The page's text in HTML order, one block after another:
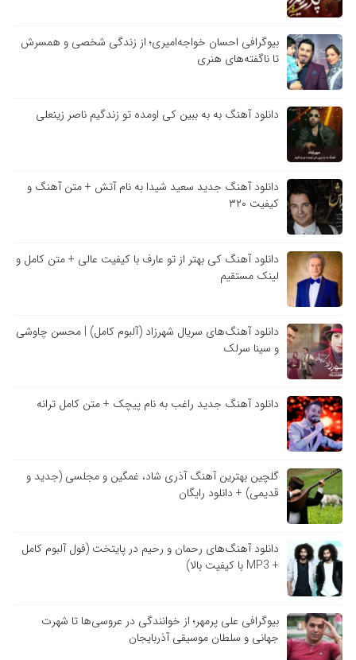
بیوگرافی احسان خواجه‌امیری؛ از زندگی شخصی و همسرش
تا ناگفته‌های هنری
دانلود آهنگ به به ببین کی اومده تو زندگیم ناصر زینعلی
دانلود آهنگ جدید سعید شیدا به نام آتش + متن آهنگ و
کیفیت ۳۲۰
دانلود آهنگ کی بهتر از تو عارف با کیفیت عالی + متن کامل و
لینک مستقیم
دانلود آهنگ‌های سریال شهرزاد (آلبوم کامل) | محسن چاوشی
و سینا سرلک
دانلود آهنگ جدید راغب به نام پیچک + متن کامل ترانه
گلچین بهترین آهنگ آذری شاد، غمگین و مجلسی (جدید و
قدیمی) + دانلود رایگان
دانلود آهنگ‌های رحمان و رحیم در پایتخت (فول آلبوم کامل
+ MP3 با کیفیت بالا)
بیوگرافی علی پرمهر؛ از خوانندگی در عروسی‌ها تا شهرت
جهانی و سلطان موسیقی آذربایجان